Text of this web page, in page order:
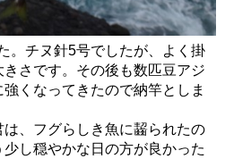
。チヌ針5号でしたが、よく掛
さです。その後も数匹豆アジ
くなってきたので納竿としま
、フグらしき魚に齧られたの
し穏やかな日の方が良かった